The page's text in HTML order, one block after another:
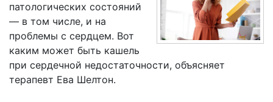
патологических состояний
— в том числе, и на
проблемы с сердцем. Вот
каким может быть кашель
при сердечной недостаточности, объясняет
терапевт Ева Шелтон.